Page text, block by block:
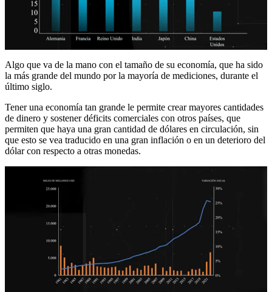
Algo que va de la mano con el tamaño de su economía, que ha sido
la más grande del mundo por la mayoría de mediciones, durante el
último siglo.
Tener una economía tan grande le permite crear mayores cantidades
de dinero y sostener déficits comerciales con otros países, que
permiten que haya una gran cantidad de dólares en circulación, sin
que esto se vea traducido en una gran inflación o en un deterioro del
dólar con respecto a otras monedas.